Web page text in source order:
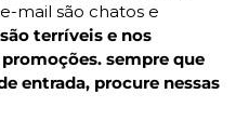
mail são chatos e
terríveis e nos
sempre que
entrada, procure nessas